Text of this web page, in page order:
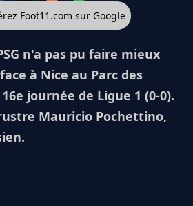
Foot11.com sur Google
n'a pas pu faire mieux
à Nice au Parc des
journée de Ligue 1 (0-0).
Mauricio Pochettino,